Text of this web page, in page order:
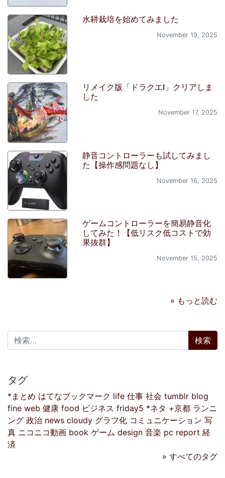
水耕栽培を始めてみました
November 19, 2025
リメイク版「ドラクエI」クリアしま
した
November 17, 2025
静音コントローラーも試してみまし
た【操作感問題なし】
November 16, 2025
ゲームコントローラーを簡易静音化
してみた！【低リスク低コストで効
果抜群】
November 15, 2025
» もっと読む
検索:
タグ
*まとめ はてなブックマーク life 仕事 社会 tumblr blog
fine web 健康 food ビジネス friday5 *ネタ +京都 ランニ
ング 政治 news cloudy グラフ化 コミュニケーション 写
真 ニコニコ動画 book ゲーム design 音楽 pc report 経
済
» すべてのタグ